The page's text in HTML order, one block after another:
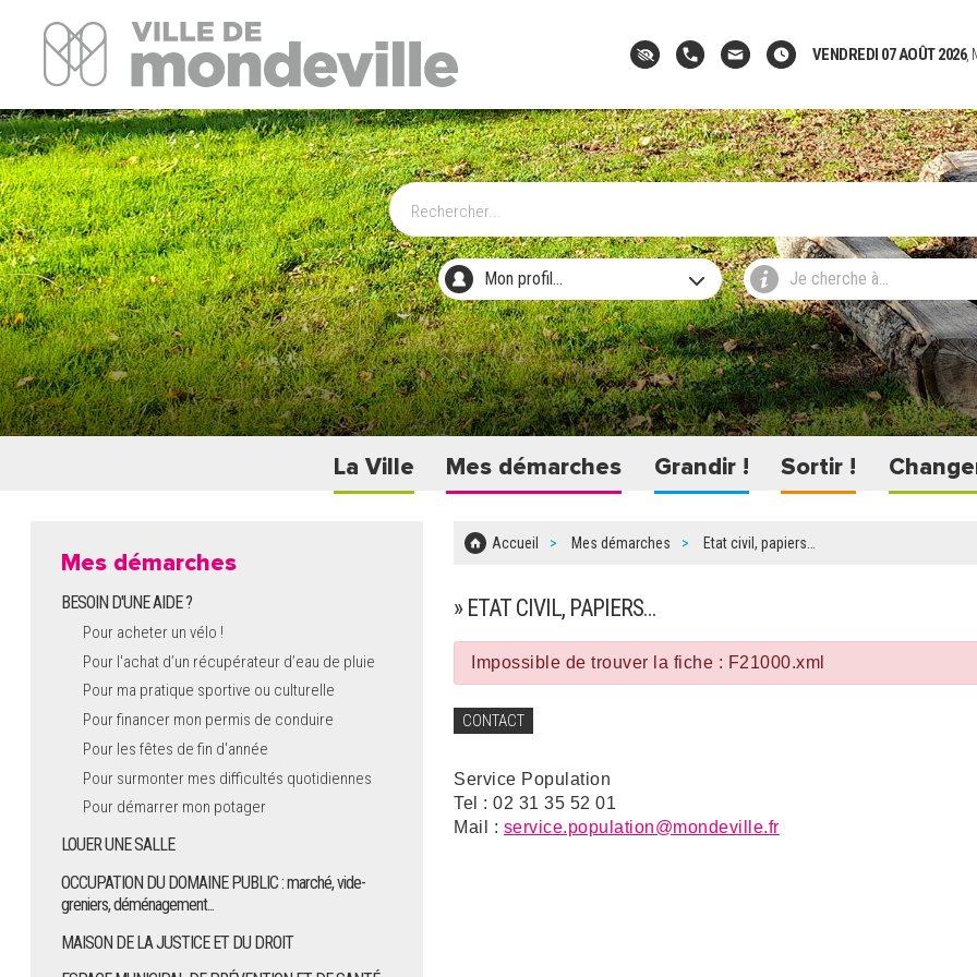
Site Officiel de la ville de Mondeville
VENDREDI 07 AOÛT 2026,
Mon profil... Je cherche à...
La Ville Mes démarches Grandir ! Sortir !
Accueil Mes démarches Etat civil, papiers…
» ETAT CIVIL, PAPIERS…
Impossible de trouver la fiche : F21000.xml
CONTACT
Service Population
Tel : 02 31 35 52 01
Mail : service.population@mondeville.fr
Mes démarches
BESOIN D'UNE AIDE ?
Pour acheter un vélo !
Pour l'achat d’un récupérateur d’eau de pluie
Pour ma pratique sportive ou culturelle
Pour financer mon permis de conduire
Pour les fêtes de fin d'année
Pour surmonter mes difficultés quotidiennes
Pour démarrer mon potager
LOUER UNE SALLE
OCCUPATION DU DOMAINE PUBLIC : marché, vide-
greniers, déménagement...
MAISON DE LA JUSTICE ET DU DROIT